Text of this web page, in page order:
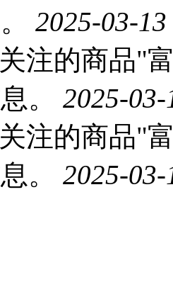
2025-03-
注的商品"
。 2025-
注的商品"
。 2025-